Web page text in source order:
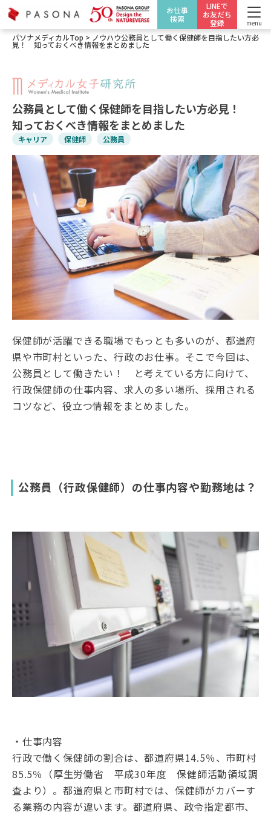
お仕事
検索
LINEで
お友だち
登録
menu
パソナメディカルTop > ノウハウ公務員として働く保健師を目指したい方必
見！ 知っておくべき情報をまとめました
公務員として働く保健師を目指したい方必見！
知っておくべき情報をまとめました
キャリア 保健師 公務員
保健師が活躍できる職場でもっとも多いのが、都道府
県や市町村といった、行政のお仕事。そこで今回は、
公務員として働きたい！ と考えている方に向けて、
行政保健師の仕事内容、求人の多い場所、採用される
コツなど、役立つ情報をまとめました。
公務員（行政保健師）の仕事内容や勤務地は？
・仕事内容
行政で働く保健師の割合は、都道府県14.5％、市町村
85.5％（厚生労働省 平成30年度 保健師活動領域調
査より）。都道府県と市町村では、保健師がカバーす
る業務の内容が違います。都道府県、政令指定都市、